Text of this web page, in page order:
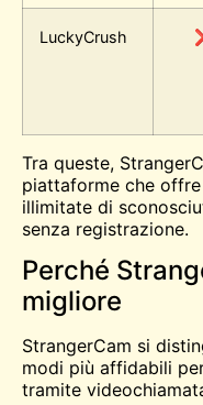
LuckyCrush
Tra queste,
piattaforme che
illimitate di
senza registrazione.
Perché
migliore
StrangerCam si
modi più affidabili
tramite